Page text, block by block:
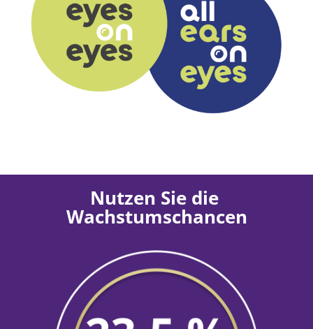
Nutzen Sie die
Wachstumschancen